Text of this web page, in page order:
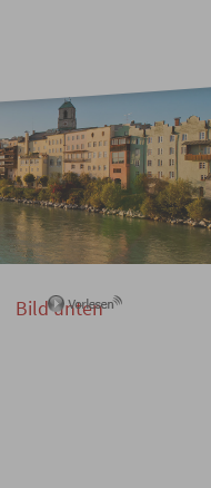
Bild unten